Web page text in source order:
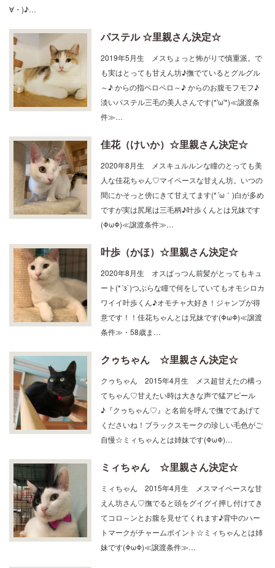
2019年5月生 メスちょっと怖がりで慎重派。で
も実はとっても甘えん坊♪撫でているとグルグル
～♪ からの指ペロペロ～♪ からのお腹モフモフ♪
淡いパステル三毛の美人さんです(*'ω'*)≪譲渡条
件≫…
2020年8月生 メスキュルルンな瞳のとっても美
人な佳花ちゃん♡マイペースな甘えん坊。いつの
間にかそっと傍にきて甘えてます(*´ω｀)白が多め
ですが実は尻尾は三毛柄♪叶歩くんとは兄妹です
(ΦωΦ)≪譲渡条件≫…
2020年8月生 オスぱっつん前髪がとってもキュ
ート(*´з`)つぶらな瞳で何をしていてもオモシロカ
ワイイ叶歩くん♪オモチャ大好き！ジャンプが得
意です！！佳花ちゃんとは兄妹です(ΦωΦ)≪譲渡
条件≫・58歳ま…
クゥちゃん 2015年4月生 メス超甘えたの構っ
てちゃん♡甘えたい時は大きな声で猛アピール
♪『クゥちゃん♡』と名前を呼んで撫でてあげて
くださいね！ブラックスモークの珍しい毛色がご
自慢☆ミィちゃんとは姉妹です(ΦωΦ)…
ミィちゃん 2015年4月生 メスマイペースな甘
えん坊さん♡撫でると頭をグイグイ押し付けてき
てコロ～ンとお腹を見せてくれます♪背中のハー
トマークがチャームポイント☆ミィちゃんとは姉
妹です(ΦωΦ)≪譲渡条件≫…